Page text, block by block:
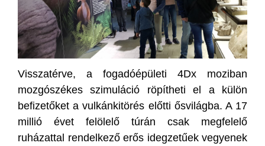
Visszatérve, a fogadóépületi 4Dx moziban
mozgószékes szimuláció röpítheti el a külön
befizetőket a vulkánkitörés előtti ősvilágba. A 17
millió évet felölelő túrán csak megfelelő
ruházattal rendelkező erős idegzetűek vegyenek